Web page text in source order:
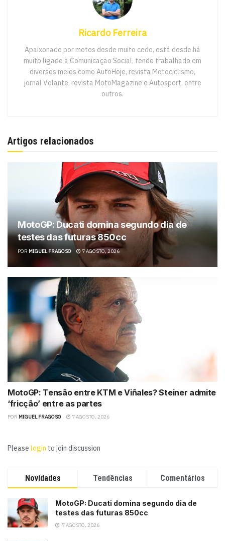
Ricardo Ferreira
Apaixonado por motos desde muito cedo, está desde há
muito ligado à Comunicação Social, tendo trabalhado em
diversos meios como AutoHoje, revista Motociclismo,
jornal Volante, revista MotoMagazine e Autosport, entre
outros.
Artigos relacionados
MotoGP: Ducati domina segundo dia de
testes das futuras 850cc
POR MIGUEL FRAGOSO 7 AGOSTO, 2026
MotoGP: Tensão entre KTM e Viñales? Steiner admite
‘fricção’ entre as partes
POR MIGUEL FRAGOSO 7 AGOSTO, 2026
Please login to join discussion
Novidades Tendências Comentários
MotoGP: Ducati domina segundo dia de
testes das futuras 850cc
7 AGOSTO, 2026